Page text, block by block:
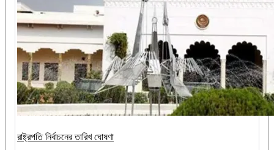
রাষ্ট্রপতি নির্বাচনের তারিখ ঘোষণা